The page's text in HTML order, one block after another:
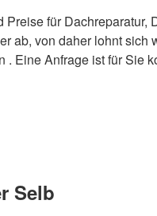
Preise für
ab, von daher lohnt sich
. Eine Anfrage ist für Sie
Selb